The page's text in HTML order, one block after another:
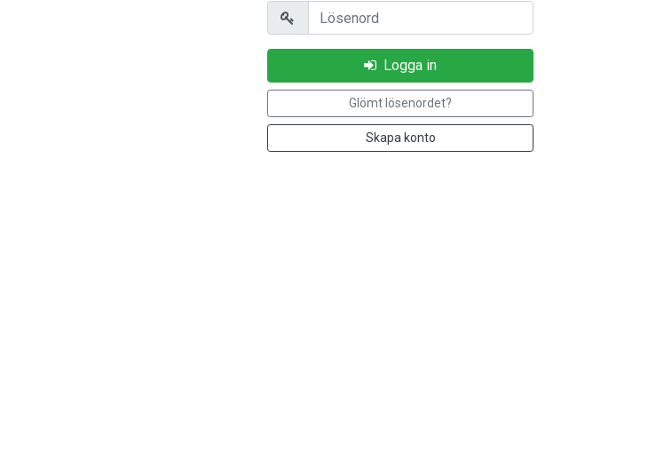
Lösenord
Logga in
Glömt lösenordet?
Skapa konto